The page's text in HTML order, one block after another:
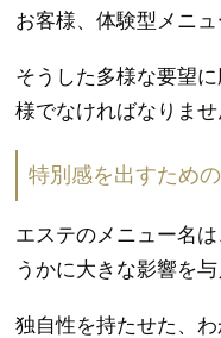
お客様、体験型メニ
そうした多様な要望
様でなければなりませ
特別感を出すため
エステのメニュー名
うかに大きな影響を与
独自性を持たせた、